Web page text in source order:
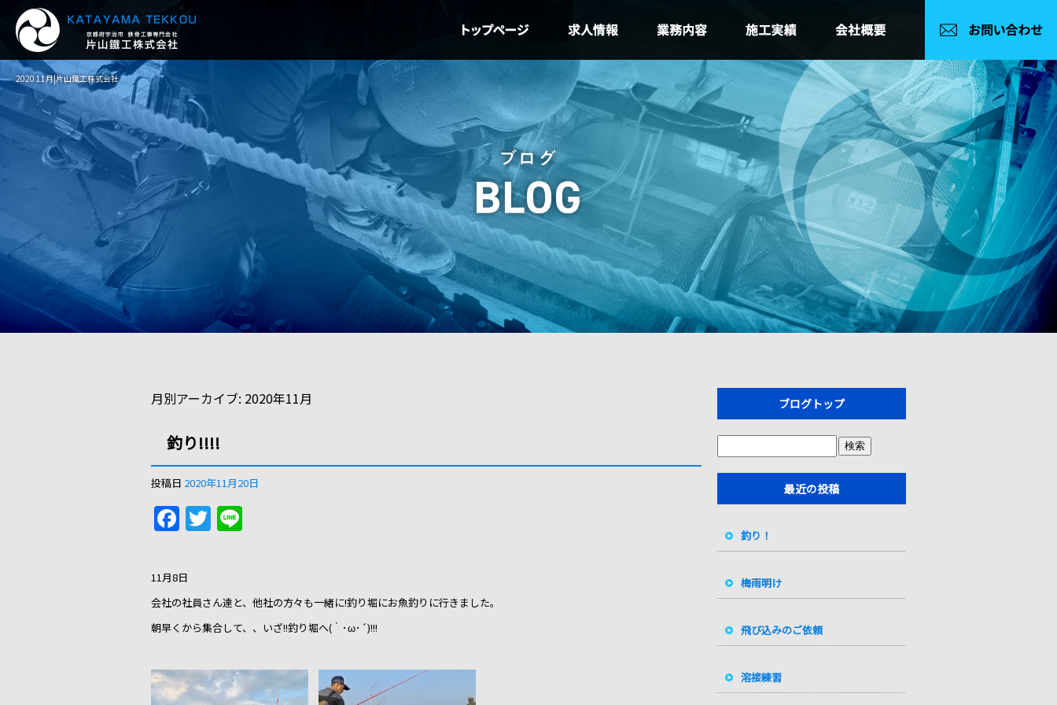
2020 11月|片山鐵工株式会社
月別アーカイブ: 2020年11月
釣り!!!!
投稿日 2020年11月20日
F
a
c
e
b
o
o
k
T
w
er
11月8日
会社の社員さん達と、他社の方々も一緒に!釣り堀にお魚釣りに行きました。
朝早くから集合して、、いざ!!釣り堀へ(｀･ω･´)!!!
ブログトップ
最近の投稿
釣り！
梅雨明け
飛び込みのご依頼
溶接練習